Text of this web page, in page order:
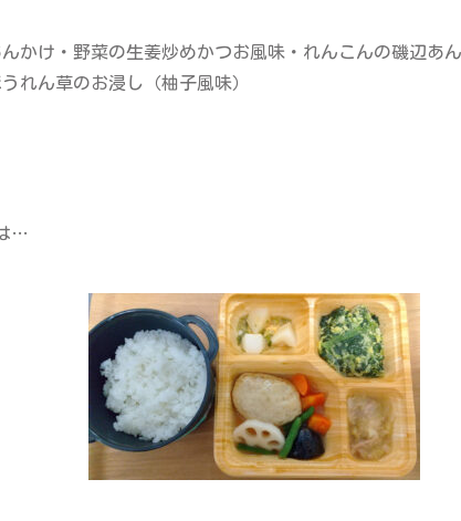
かけ・野菜の生姜炒めかつお風味・れんこんの磯辺あ
れん草のお浸し（柚子風味）
…